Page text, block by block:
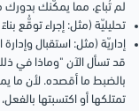
لم تُباع، مما يمكّنك
تحليليّة (مثل: إجراء توقُّع
إداريّة (مثل: استقبال وإدارة
قد تسأل الآن "وماذا في
بالضبط ما أقصده. لأن ما
تمتلكها أو اكتسبتها